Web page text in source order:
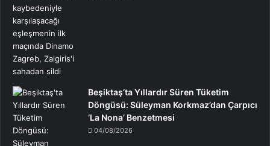
Beşiktaş’ta Yıllardır Süren Tüketim
Döngüsü: Süleyman Korkmaz’dan Çarpıcı
‘La Nona’ Benzetmesi
04/08/2026